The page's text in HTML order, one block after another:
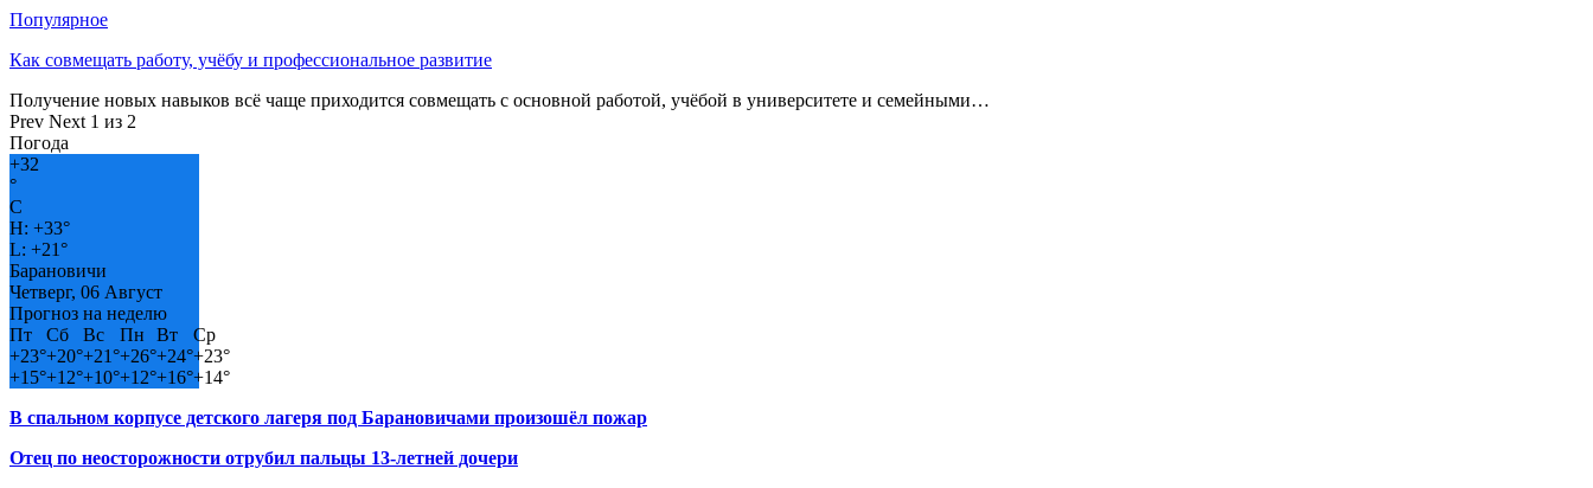
Популярное
Как совмещать работу, учёбу и профессиональное развитие
Получение новых навыков всё чаще приходится совмещать с основной работой, учёбой в университете и семейными…
Prev Next 1 из 2
Погода
+32
°
C
H: +33°
L: +21°
Барановичи
Четверг, 06 Август
Прогноз на неделю
Пт
Сб Вс Пн Вт
Ср
+23°+20°+21°+26°+24°+23°
+15°+12°+10°+12°+16°+14°
В спальном корпусе детского лагеря под Барановичами произошёл пожар
Отец по неосторожности отрубил пальцы 13-летней дочери